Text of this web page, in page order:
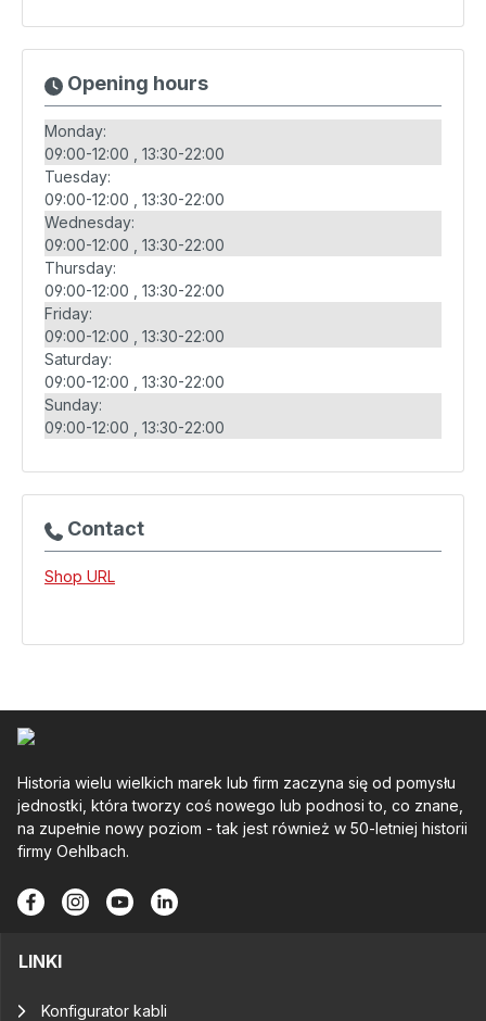
Opening hours
Monday:
09:00-12:00
13:30-22:00
Tuesday:
09:00-12:00
13:30-22:00
Wednesday:
09:00-12:00
13:30-22:00
Thursday:
09:00-12:00
13:30-22:00
Friday:
09:00-12:00
13:30-22:00
Saturday:
09:00-12:00
13:30-22:00
Sunday:
09:00-12:00
13:30-22:00
Contact
Shop URL
Historia wielu wielkich marek lub firm zaczyna się od pomysłu
jednostki, która tworzy coś nowego lub podnosi to, co znane,
na zupełnie nowy poziom - tak jest również w 50-letniej historii
firmy Oehlbach.
LINKI
Konfigurator kabli